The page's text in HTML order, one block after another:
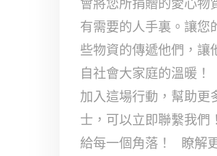
有需要的人手裏。讓您
些物資的傳遞他們，讓
自社會大家庭的溫暖
加入這場行動，幫助更
士，可以立即聯繫我們
給每一個角落！ 瞭解